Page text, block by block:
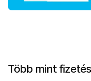
Több mint